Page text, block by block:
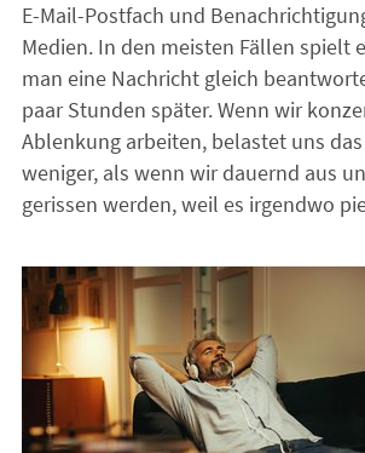
E-Mail-Postfach und
Medien. In den meisten Fällen spielt
man eine Nachricht gleich
paar Stunden später. Wenn wir
Ablenkung arbeiten, belastet uns
weniger, als wenn wir dauernd aus
gerissen werden, weil es irgendwo